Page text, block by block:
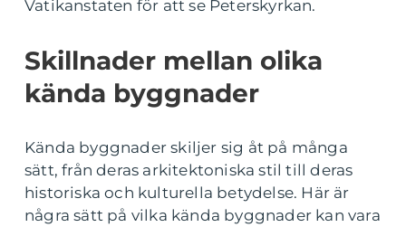
Vatikanstaten för att se Peterskyrkan.
Skillnader mellan olika
kända byggnader
Kända byggnader skiljer sig åt på många
sätt, från deras arkitektoniska stil till deras
historiska och kulturella betydelse. Här är
några sätt på vilka kända byggnader kan vara